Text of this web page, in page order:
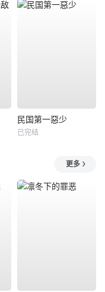
民国第一惡少
已完结
更多